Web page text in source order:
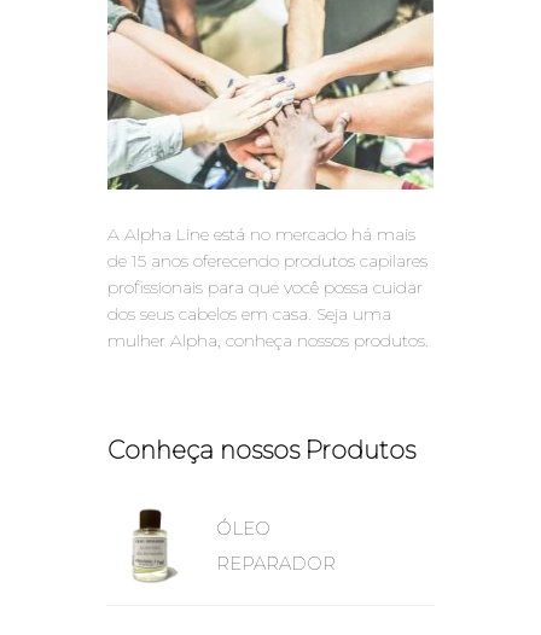
A Alpha Line está no mercado há mais
de 15 anos oferecendo produtos capilares
profissionais para que você possa cuidar
dos seus cabelos em casa. Seja uma
mulher Alpha, conheça nossos produtos.
Conheça nossos Produtos
ÓLEO
REPARADOR